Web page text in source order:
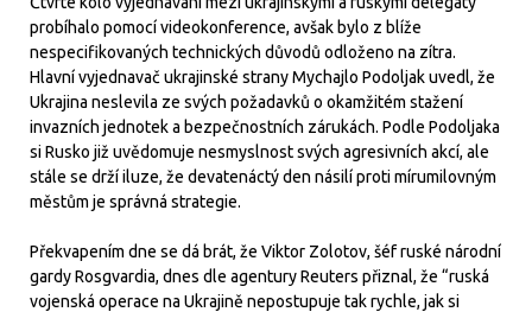
probíhalo pomocí videokonference, avšak bylo z blíže
nespecifikovaných technických důvodů odloženo na zítra.
Hlavní vyjednavač ukrajinské strany Mychajlo Podoljak uvedl, že
Ukrajina neslevila ze svých požadavků o okamžitém stažení
invazních jednotek a bezpečnostních zárukách. Podle Podoljaka
si Rusko již uvědomuje nesmyslnost svých agresivních akcí, ale
stále se drží iluze, že devatenáctý den násilí proti mírumilovným
městům je správná strategie.
Překvapením dne se dá brát, že Viktor Zolotov, šéf ruské národní
gardy Rosgvardia, dnes dle agentury Reuters přiznal, že “ruská
vojenská operace na Ukrajině nepostupuje tak rychle, jak si